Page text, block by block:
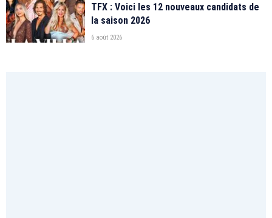
TFX : Voici les 12 nouveaux candidats de
la saison 2026
6 août 2026